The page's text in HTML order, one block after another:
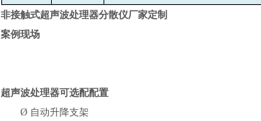
非接触式超声波处理器分散仪厂家定制
案例现场
超声波处理器可选配配置
Ø 自动升降支架